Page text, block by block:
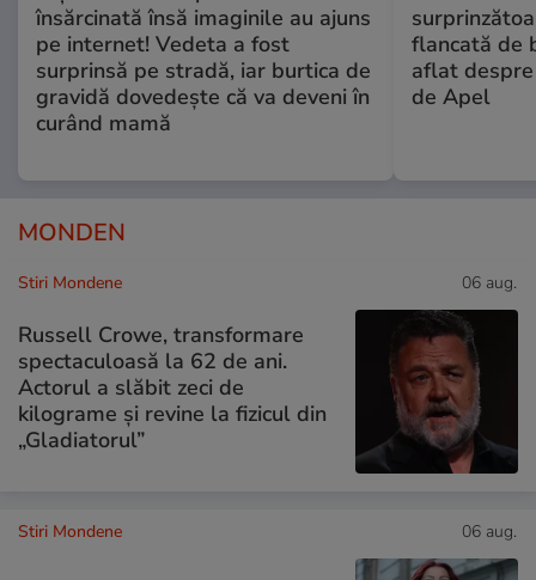
însărcinată însă imaginile au ajuns
pe internet! Vedeta a fost
surprinsă pe stradă, iar burtica de
gravidă dovedește că va deveni în
curând mamă
flancată de
aflat
de Apel
MONDEN
Stiri Mondene 06 aug.
Russell Crowe, transformare
spectaculoasă la 62 de ani.
Actorul a slăbit zeci de
kilograme și revine la fizicul din
„Gladiatorul”
Stiri Mondene 06 aug.